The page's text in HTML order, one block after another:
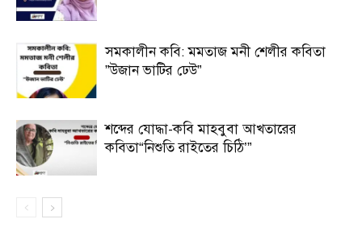
সমকালীন কবি: মমতাজ মনী শেলীর কবিতা
”উজান ভাটির ঢেউ”
শব্দের যোদ্ধা-কবি মাহবুবা আখতারের
কবিতা“নিশুতি রাইতের চিঠি’”